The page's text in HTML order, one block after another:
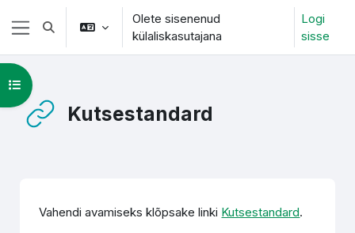
Jäta vahele peasisuni
Küljepaneel
Lülitab otsingu sisendi
Olete sisenenud
külaliskasutajana
Logi
sisse
Kutsestandard
Ava kursuse sisukord
Vahendi avamiseks klõpsake linki Kutsestandard.